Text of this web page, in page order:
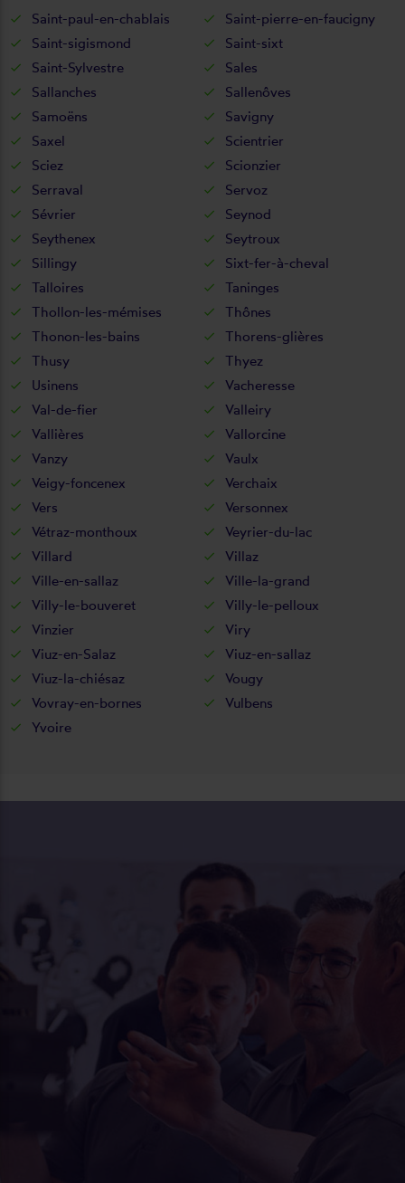
Saint-paul-en-chablais
Saint-pierre-en-faucigny
Saint-sigismond
Saint-sixt
Saint-Sylvestre
Sales
Sallanches
Sallenôves
Samoëns
Savigny
Saxel
Scientrier
Sciez
Scionzier
Serraval
Servoz
Sévrier
Seynod
Seythenex
Seytroux
Sillingy
Sixt-fer-à-cheval
Talloires
Taninges
Thollon-les-mémises
Thônes
Thonon-les-bains
Thorens-glières
Thusy
Thyez
Usinens
Vacheresse
Val-de-fier
Valleiry
Vallières
Vallorcine
Vanzy
Vaulx
Veigy-foncenex
Verchaix
Vers
Versonnex
Vétraz-monthoux
Veyrier-du-lac
Villard
Villaz
Ville-en-sallaz
Ville-la-grand
Villy-le-bouveret
Villy-le-pelloux
Vinzier
Viry
Viuz-en-Salaz
Viuz-en-sallaz
Viuz-la-chiésaz
Vougy
Vovray-en-bornes
Vulbens
Yvoire